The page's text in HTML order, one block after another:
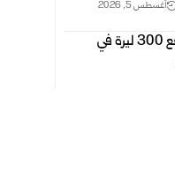
أغسطس 5, 2026
غرام الذهب يرتفع 300 ليرة في